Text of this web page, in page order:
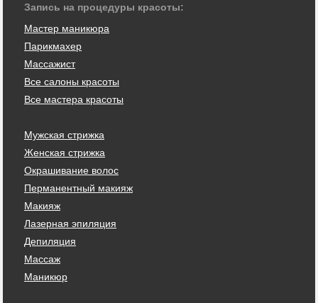
Запись на процедуры красоты:
Мастер маникюра
Парикмахер
Массажист
Все салоны красоты
Все мастера красоты
Мужская стрижка
Женская стрижка
Окрашивание волос
Перманентный макияж
Макияж
Лазерная эпиляция
Депиляция
Массаж
Маникюр